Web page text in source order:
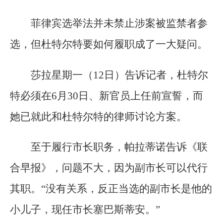
菲律宾选举法并未禁止涉案被监禁者参
选，但杜特尔特要如何履职成了一大疑问。
莎拉星期一（12日）告诉记者，杜特尔
特必须在6月30日、新官员上任前宣誓，而
她已就此和杜特尔特的律师讨论方案。
至于履行市长职务，帕拉蒂诺告诉《联
合早报》，问题不大，因为副市长可以代行
其职。“没有关系，反正当选的副市长是他的
小儿子，现任市长塞巴斯蒂安。”